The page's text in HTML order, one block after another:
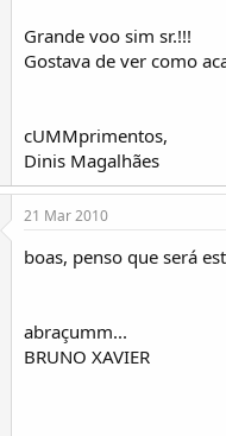
Grande voo sim sr.!!!
Gostava de ver como
cUMMprimentos,
Dinis Magalhães
21 Mar 2010
boas, penso que será
abraçumm...
BRUNO XAVIER